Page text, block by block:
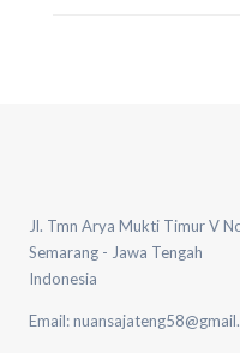
Jl. Tmn Arya Mukti Timur V
Semarang - Jawa Tengah
Indonesia
Email: